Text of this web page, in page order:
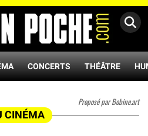
CONCERTS THÉÂTRE
Proposé par Bobine.art
CINÉMA